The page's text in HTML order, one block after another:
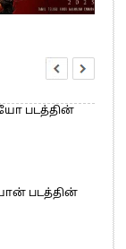
படத்தின்
படத்தின்